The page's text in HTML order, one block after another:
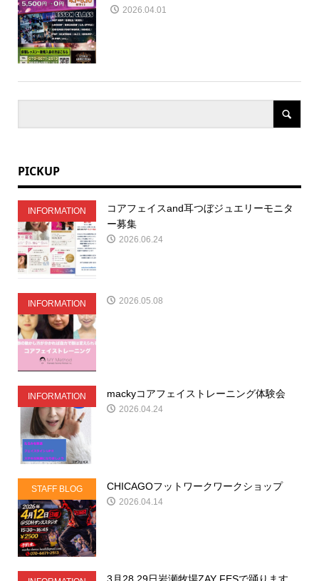
2026.04.01
PICKUP
INFORMATION
コアフェイスand耳つぼジュエリーモニタ
ー募集
2026.06.24
INFORMATION 2026.05.08
INFORMATION mackyコアフェイストレーニング体験会
2026.04.24
STAFF BLOG CHICAGOフットワークワークショップ
2026.04.14